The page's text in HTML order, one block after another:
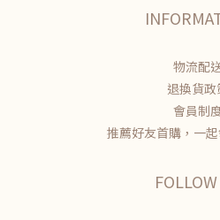
物流配
退換貨政
會員制
推薦好友首購，一